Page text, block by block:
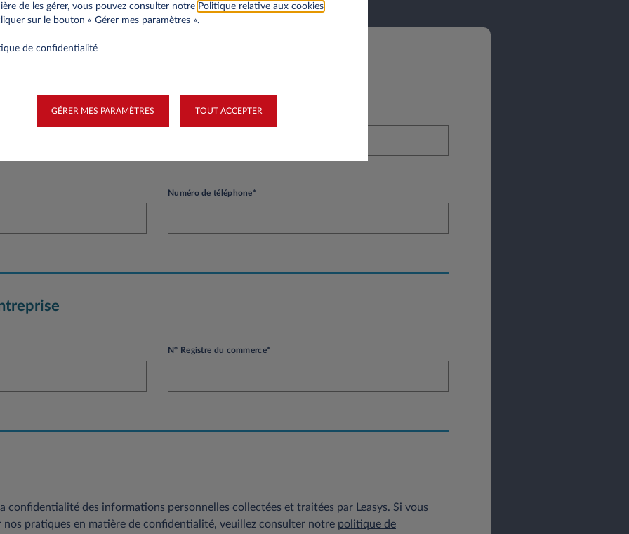
Numéro de téléphone*
N° Registre du commerce*
la confidentialité des informations personnelles collectées et traitées par Leasys. Si vous
nos pratiques en matière de confidentialité, veuillez consulter notre politique de
de les gérer, vous pouvez consulter notre Politique relative aux cookies
sur le bouton « Gérer mes paramètres ».
de confidentialité
GÉRER MES PARAMÈTRES TOUT ACCEPTER